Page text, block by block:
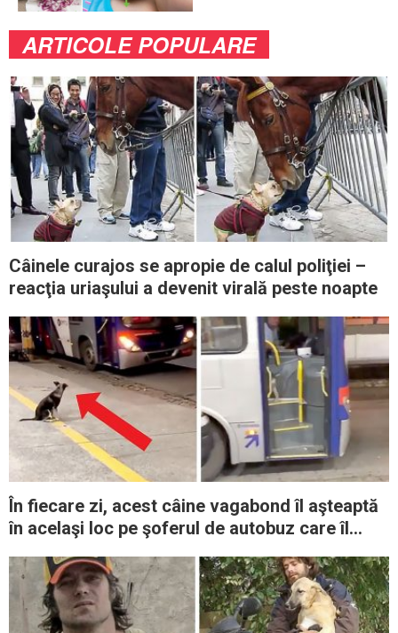
ARTICOLE POPULARE
Câinele curajos se apropie de calul poliţiei –
reacţia uriaşului a devenit virală peste noapte
În fiecare zi, acest câine vagabond îl aşteaptă
în acelaşi loc pe şoferul de autobuz care îl